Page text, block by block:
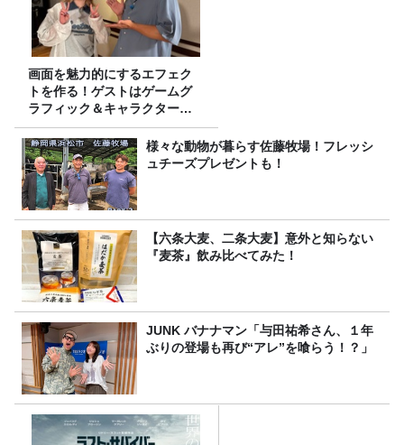
画面を魅力的にするエフェク
トを作る！ゲストはゲームグ
ラフィック＆キャラクター専
攻の遠藤里桜さん！
様々な動物が暮らす佐藤牧場！フレッシ
ュチーズプレゼントも！
【六条大麦、二条大麦】意外と知らない
『麦茶』飲み比べてみた！
JUNK バナナマン「与田祐希さん、１年
ぶりの登場も再び“アレ”を喰らう！？」